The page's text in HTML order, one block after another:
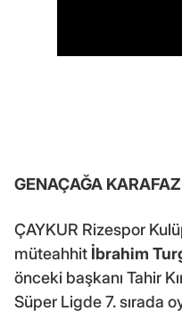
GENAÇAĞA
ÇAYKUR Rizespor
müteahhit İbrahim
önceki başkanı Tahir
Süper Ligde 7. sırada